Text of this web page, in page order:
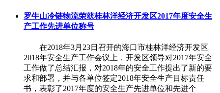
罗牛山冷链物流荣获桂林洋经济开发区2017年度安全生
产工作先进单位称号
在2018年3月23日召开的海口市桂林洋经济开发区
2018年安全生产工作会议上，开发区领导对2017年安全
工作做了总结汇报，对2018年的安全工作提出了新的要
求和部署，并与各单位签定2018年安全生产目标责任
书，表彰了2017年度的安全生产先进单位和先进个